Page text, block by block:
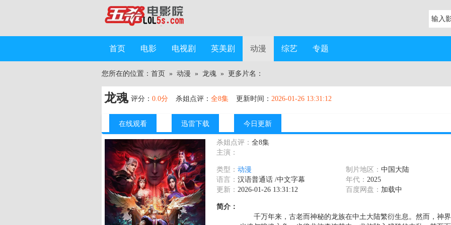
首页 电影 电视剧 英美剧 动漫 综艺 专题
您所在的位置： 首页 » 动漫 » 龙魂 » 更多片名：
龙魂 评分： 0.0分 杀姐点评： 全8集 更新时间： 2026-01-26 13:31:12
在线观看 迅雷下载 今日更新
杀姐点评： 全8集
主演：
类型： 动漫
语言： 汉语普通话 /中文字幕
更新： 2026-01-26 13:31:12
制片地区： 中国大陆
年代： 2025
百度网盘： 加载中
简介：
千万年来，古老而神秘的龙族在中土大陆繁衍生息。然而，神